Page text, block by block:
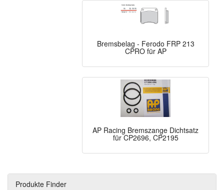
Bremsbelag - Ferodo FRP 213
CPRO für AP
AP Racing Bremszange Dichtsatz
für CP2696, CP2195
Produkte Finder